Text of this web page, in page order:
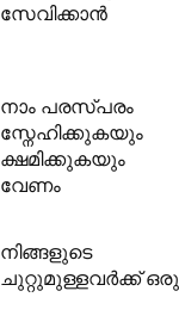
സേവിക്കാൻ
നാം പരസ്പരം
സ്നേഹിക്കുകയും
ക്ഷമിക്കുകയും
വേണം
നിങ്ങളുടെ
ചുറ്റുമുള്ളവർക്ക് ഒരു